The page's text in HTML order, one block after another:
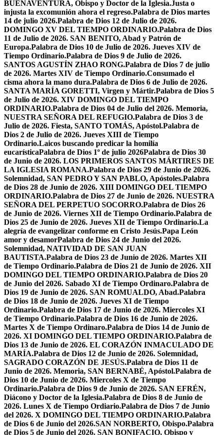
BUENAVENTURA, Obispo y Doctor de la Iglesia.Justa o
injusta la excomunión ahora el regreso.Palabra de Dios martes
14 de julio 2026.Palabra de Dios 12 de Julio de 2026.
DOMINGO XV DEL TIEMPO ORDINARIO.Palabra de Dios
11 de Julio de 2026. SAN BENITO, Abad y Patrón de
Europa.Palabra de Dios 10 de Julio de 2026. Jueves XIV de
Tiempo Ordinario.Palabra de Dios 9 de Julio de 2026.
SANTOS AGUSTÍN ZHAO RONG.Palabra de Dios 7 de julio
de 2026. Martes XIV de Tiempo Ordinario.Consumado el
cisma ahora la mano dura.Palabra de Dios 6 de Julio de 2026.
SANTA MARÍA GORETTI, Virgen y Mártir.Palabra de Dios 5
de Julio de 2026. XIV DOMINGO DEL TIEMPO
ORDINARIO.Palabra de Dios 04 de Julio del 2026. Memoria,
NUESTRA SEÑORA DEL REFUGIO.Palabra de Dios 3 de
Julio de 2026. Fiesta, SANTO TOMÁS, Apóstol.Palabra de
Dios 2 de Julio de 2026. Jueves XIII de Tiempo
Ordinario.Laicos buscando predicar la homilía
eucarísticaPalabra de Dios 1º de julio 2026Palabra de Dios 30
de Junio de 2026. LOS PRIMEROS SANTOS MÁRTIRES DE
LA IGLESIA ROMANA.Palabra de Dios 29 de Junio de 2026.
Solemnidad, SAN PEDRO Y SAN PABLO, Apóstoles.Palabra
de Dios 28 de Junio de 2026. XIII DOMINGO DEL TIEMPO
ORDINARIO.Palabra de Dios 27 de Junio de 2026. NUESTRA
SEÑORA DEL PERPETUO SOCORRO.Palabra de Dios 26
de Junio de 2026. Viernes XII de Tiempo Ordinario.Palabra de
Dios 25 de Junio de 2026. Jueves XII de Tiempo Ordinario.La
alegría de evangelizar conforme en Cristo Jesús.Papa León
amor y desamorPalabra de Dios 24 de Junio del 2026.
Solemnidad, NATIVIDAD DE SAN JUAN
BAUTISTA.Palabra de Dios 23 de Junio de 2026. Martes XII
de Tiempo Ordinario.Palabra de Dios 21 de Junio de 2026. XII
DOMINGO DEL TIEMPO ORDINARIO.Palabra de Dios 20
de Junio del 2026. Sabado XI de Tiempo Ordinaro.Palabra de
Dios 19 de Junio de 2026. SAN ROMUALDO, Abad.Palabra
de Dios 18 de Junio de 2026. Jueves XI de Tiempo
Ordinario.Palabra de Dios 17 de Junio de 2026. Miercoles XI
de Tiempo Ordinario.Palabra de Dios 16 de Junio de 2026.
Martes X de Tiempo Ordinaro.Palabra de Dios 14 de Junio de
2026. XI DOMINGO DEL TIEMPO ORDINARIO.Palabra de
Dios 13 de Junio de 2026. EL CORAZÓN INMACULADO DE
MARÍA.Palabra de Dios 12 de Junio de 2026. Solemnidad,
SAGRADO CORAZÓN DE JESÚS.Palabra de Dios 11 de
Junio de 2026. Memoria, SAN BERNABÉ, Apóstol.Palabra de
Dios 10 de Junio de 2026. Miercoles X de Tiempo
Ordinario.Palabra de Dios 9 de Junio de 2026. SAN EFRÉN,
Diácono y Doctor de la Iglesia.Palabra de Dios 8 de Junio de
2026. Lunes X de Tiempo Ordiario.Palabra de Dios 7 de Junio
del 2026. X DOMINGO DEL TIEMPO ORDINARIO.Palabra
de Dios 6 de Junio del 2026.SAN NORBERTO, Obispo.Palabra
de Dios 5 de Junio del 2026. SAN BONIFACIO, Obispo y